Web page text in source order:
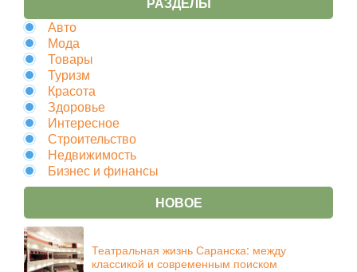
Авто
Мода
Товары
Туризм
Красота
Здоровье
Интересное
Строительство
Недвижимость
Бизнес и финансы
НОВОЕ
Театральная жизнь Саранска: между
классикой и современным поиском